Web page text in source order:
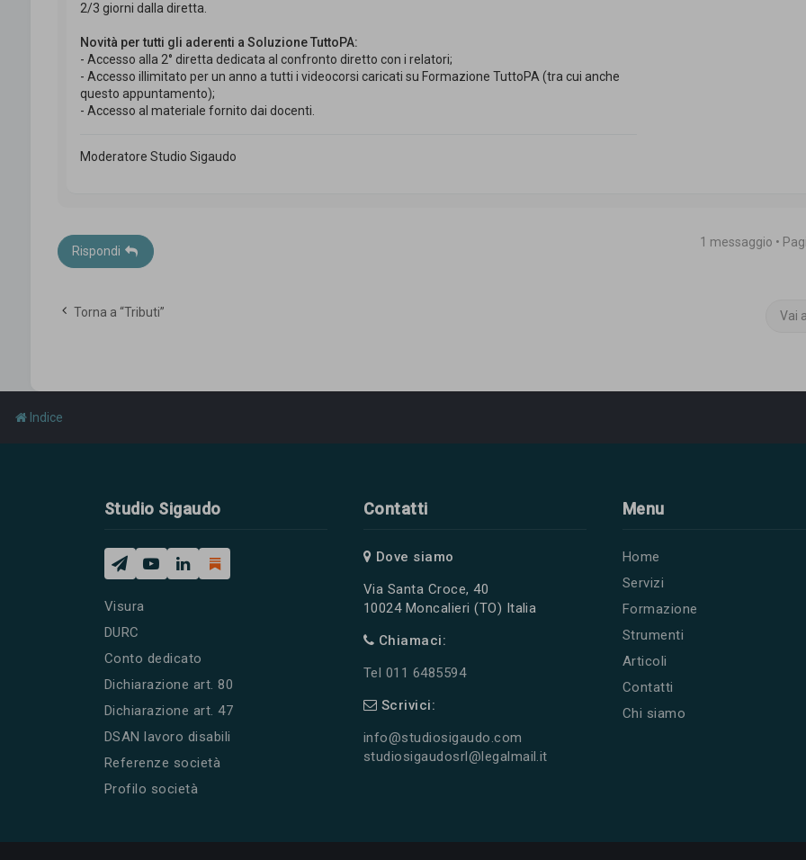
2/3 giorni dalla diretta.
Novità per tutti gli aderenti a Soluzione TuttoPA:
- Accesso alla 2° diretta dedicata al confronto diretto con i relatori;
- Accesso illimitato per un anno a tutti i videocorsi caricati su Formazione TuttoPA (tra cui anche
questo appuntamento);
- Accesso al materiale fornito dai docenti.
Moderatore Studio Sigaudo
Rispondi
1 messaggio •
Torna a “Tributi” Vai a
Indice
Studio Sigaudo
Visura
DURC
Conto dedicato
Dichiarazione art. 80
Dichiarazione art. 47
DSAN lavoro disabili
Referenze società
Profilo società
Contatti
Dove siamo
Via Santa Croce, 40
10024 Moncalieri (TO) Italia
Chiamaci:
Tel 011 6485594
Scrivici:
info@studiosigaudo.com
studiosigaudosrl@legalmail.it
Menu
Home
Servizi
Formazione
Strumenti
Articoli
Contatti
Chi siamo